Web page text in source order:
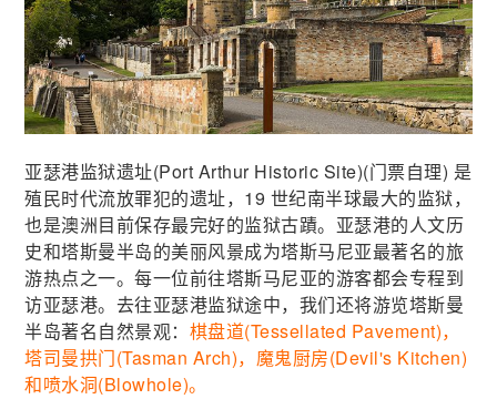
亚瑟港监狱遗址(Port Arthur Historic Site)(门票自理) 是
殖民时代流放罪犯的遗址，19 世纪南半球最大的监狱，
也是澳洲目前保存最完好的监狱古蹟。亚瑟港的人文历
史和塔斯曼半岛的美丽风景成为塔斯马尼亚最著名的旅
游热点之一。每一位前往塔斯马尼亚的游客都会专程到
访亚瑟港。去往亚瑟港监狱途中，我们还将游览塔斯曼
半岛著名自然景观： 棋盘道(Tessellated Pavement)，
塔司曼拱门(Tasman Arch)，魔鬼厨房(Devil's Kitchen)
和喷水洞(Blowhole)。